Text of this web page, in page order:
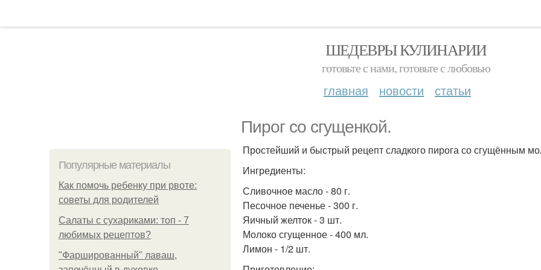
ШЕДЕВРЫ КУЛИНАРИИ
готовьте с нами, готовьте с любовью
главная новости статьи
Пирог со сгущенкой.
Популярные материалы
Как помочь ребенку при рвоте:
советы для родителей
Салаты с сухариками: топ - 7
любимых рецептов?
"Фаршированный" лаваш,
Простейший и быстрый рецепт сладкого пирога со сгущённым
Ингредиенты:
Сливочное масло - 80 г.
Песочное печенье - 300 г.
Яичный желток - 3 шт.
Молоко сгущенное - 400 мл.
Лимон - 1/2 шт.